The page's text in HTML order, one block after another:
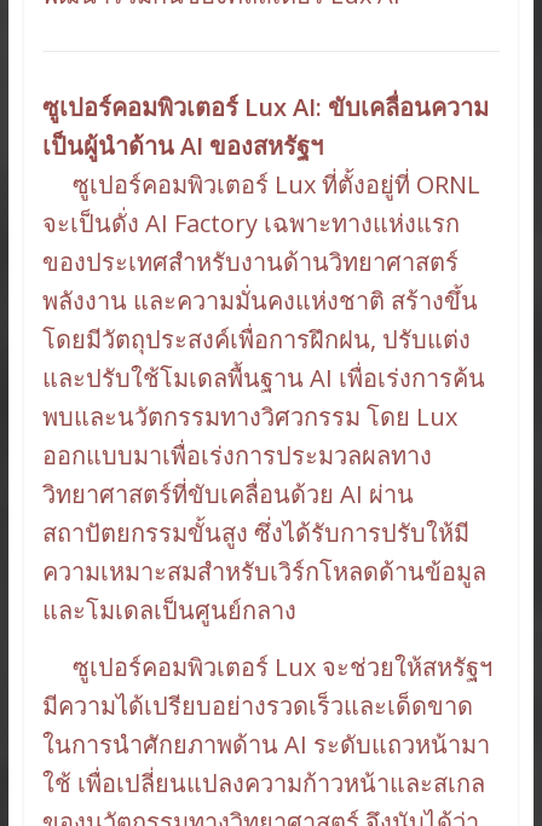
ซูเปอร์คอมพิวเตอร์ Lux AI: ขับเคลื่อนความ
เป็นผู้นำด้าน AI ของสหรัฐฯ
ซูเปอร์คอมพิวเตอร์ Lux ที่ตั้งอยู่ที่ ORNL
จะเป็นดั่ง AI Factory เฉพาะทางแห่งแรก
ของประเทศสำหรับงานด้านวิทยาศาสตร์
พลังงาน และความมั่นคงแห่งชาติ สร้างขึ้น
โดยมีวัตถุประสงค์เพื่อการฝึกฝน, ปรับแต่ง
และปรับใช้โมเดลพื้นฐาน AI เพื่อเร่งการค้น
พบและนวัตกรรมทางวิศวกรรม โดย Lux
ออกแบบมาเพื่อเร่งการประมวลผลทาง
วิทยาศาสตร์ที่ขับเคลื่อนด้วย AI ผ่าน
สถาปัตยกรรมขั้นสูง ซึ่งได้รับการปรับให้มี
ความเหมาะสมสำหรับเวิร์กโหลดด้านข้อมูล
และโมเดลเป็นศูนย์กลาง
ซูเปอร์คอมพิวเตอร์ Lux จะช่วยให้สหรัฐฯ
มีความได้เปรียบอย่างรวดเร็วและเด็ดขาด
ในการนำศักยภาพด้าน AI ระดับแถวหน้ามา
ใช้ เพื่อเปลี่ยนแปลงความก้าวหน้าและสเกล